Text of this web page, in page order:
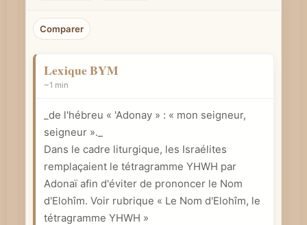
n
o
e
p
b
i
b
Comparer
Lexique BYM
~1 min
_de l'hébreu « 'Adonay » : « mon seigneur,
seigneur »._
Dans le cadre liturgique, les Israélites
remplaçaient le tétragramme YHWH par
Adonaï afin d'éviter de prononcer le Nom
d'Elohîm. Voir rubrique « Le Nom d'Elohîm, le
tétragramme YHWH »